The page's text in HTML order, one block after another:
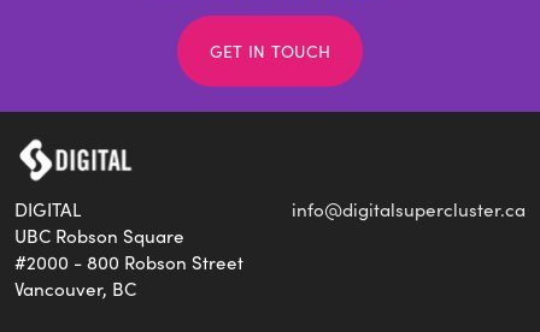
GET IN TOUCH
DIGITAL
UBC Robson Square
#2000 - 800 Robson Street
Vancouver, BC
info@digitalsupercluster.ca